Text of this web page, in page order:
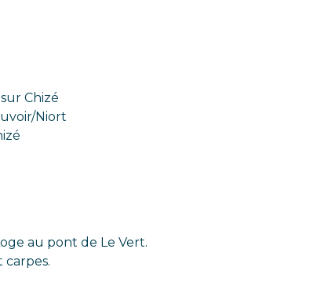
Chizé
Niort
au pont de Le Vert.
carpes.